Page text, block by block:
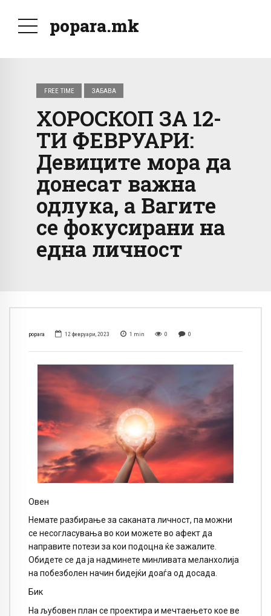
popara.mk
FREE TIME ЗАБАВА
ХОРОСКОП ЗА 12-
ТИ ФЕВРУАРИ:
Девиците мора да
донесат важна
одлука, а Вагите
се фокусирани на
една личност
popara 12 февруари, 2023 1 min 0 0
Овен
Немате разбирање за саканата личност, па можни
се несогласувања во кои можете во афект да
направите потези за кои подоцна ќе зажалите.
Обидете се да ја надминете минливата меланхолија
на побезболен начин бидејќи доаѓа од досада.
Бик
На љубовен план се проектира и мечтаењето кое ве